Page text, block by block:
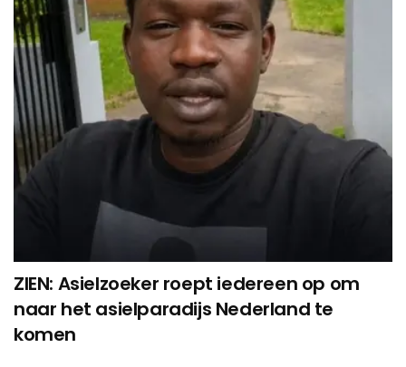
ZIEN: Asielzoeker roept iedereen op om
naar het asielparadijs Nederland te
komen